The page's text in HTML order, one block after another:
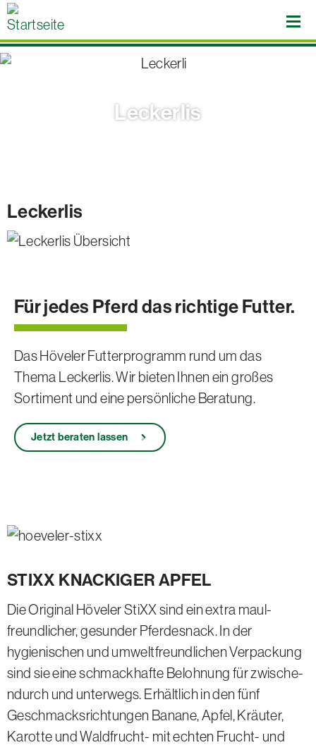
Direkt
Leckerlis
Leckerlis
Für jedes Pferd das richtige Futter.
Das Höveler Futterprogramm rund um das
Thema Leckerlis. Wir bieten Ihnen ein großes
Sortiment und eine persönliche Beratung.
Jetzt beraten lassen
STIXX KNACKIGER APFEL
Die Original Höveler StiXX sind ein extra maul­
freund­licher, gesunder Pferde­snack. In der
hygienischen und umwelt­freund­lichen Verpackung
sind sie eine schmack­hafte Belohnung für zwische­
ndurch und unter­wegs. Erhältlich in den fünf
Geschmacks­richt­ungen Banane, Apfel, Kräuter,
Karotte und Waldfrucht- mit echten Frucht- und